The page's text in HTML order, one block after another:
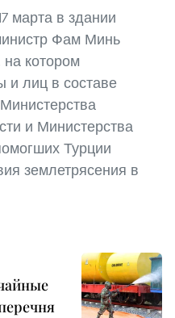
марта в здании
Фам Минь
котором
и лиц в составе
и Министерства
Турции
землетрясения в